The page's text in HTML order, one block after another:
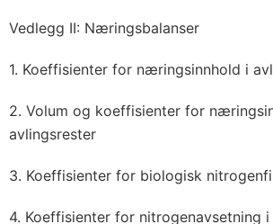
Vedlegg II: Næringsbalanser
1. Koeffisienter for næringsinnhold i
2. Volum og koeffisienter for
avlingsrester
3. Koeffisienter for biologisk
4. Koeffisienter for nitrogenavsetning